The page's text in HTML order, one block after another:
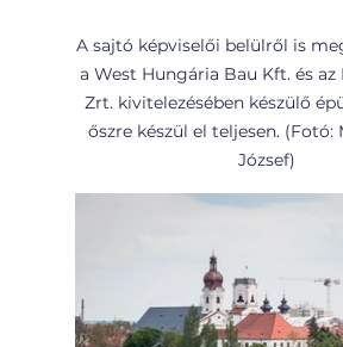
A sajtó képviselői belülről is
a West Hungária Bau Kft. és az
Zrt. kivitelezésében készülő
őszre készül el teljesen. (Fotó:
József)